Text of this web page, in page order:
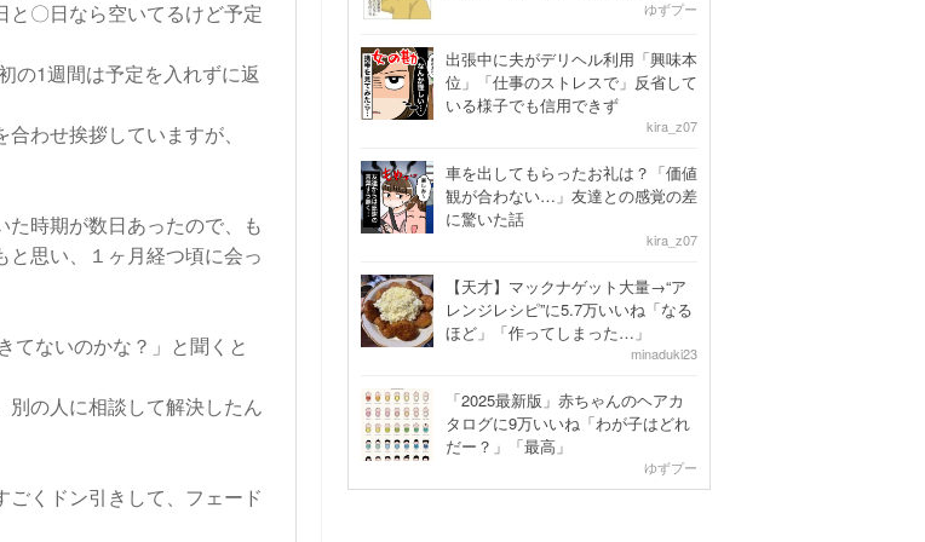
と〇日なら空いてるけど予定
の1週間は予定を入れずに返
わせ挨拶していますが、
時期が数日あったので、も
と思い、１ヶ月経つ頃に会っ
てないのかな？」と聞くと
別の人に相談して解決したん
くドン引きして、フェード
ゆずプー
出張中に夫がデリヘル利用「興味本
位」「仕事のストレスで」反省して
いる様子でも信用できず
kira_z07
車を出してもらったお礼は？「価値
観が合わない…」友達との感覚の差
に驚いた話
kira_z07
【天才】マックナゲット大量→“ア
レンジレシピ”に5.7万いいね「なる
ほど」「作ってしまった…」
minaduki23
「2025最新版」赤ちゃんのヘアカ
タログに9万いいね「わが子はどれ
だー？」「最高」
ゆずプー